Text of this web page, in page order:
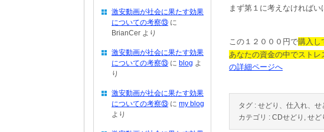
まず第１に考えなければい
この１２０００円で購入し
あなたの資金の中でストレ
の詳細ページへ
タグ : せどり、仕入れ、せ
カテゴリ : CDせどり , せど
激安動画が社会に果たす効果
についての考察⑬ に
BrianCer より
激安動画が社会に果たす効果
についての考察⑬ に blog よ
り
激安動画が社会に果たす効果
についての考察⑬ に my blog
より